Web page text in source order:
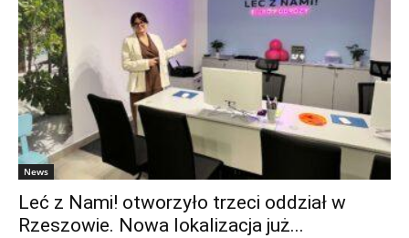
News
Leć z Nami! otworzyło trzeci oddział w
Rzeszowie. Nowa lokalizacja już...